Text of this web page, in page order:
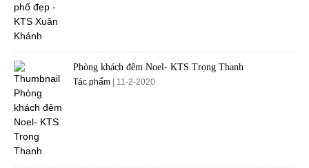
Phòng khách đêm Noel- KTS Trọng Thanh
Tác phẩm | 11-2-2020